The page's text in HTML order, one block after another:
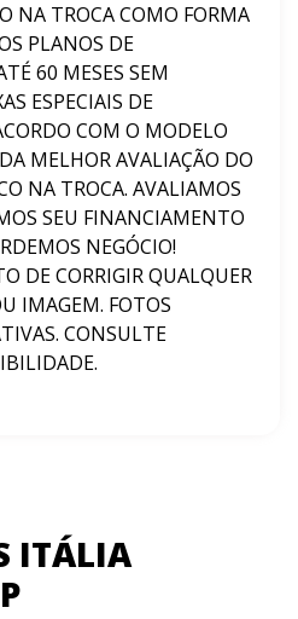
NA TROCA COMO FORMA
PLANOS DE
60 MESES SEM
ESPECIAIS DE
COM O MODELO
MELHOR AVALIAÇÃO DO
NA TROCA. AVALIAMOS
SEU FINANCIAMENTO
NEGÓCIO!
DE CORRIGIR QUALQUER
IMAGEM. FOTOS
CONSULTE
ITÁLIA